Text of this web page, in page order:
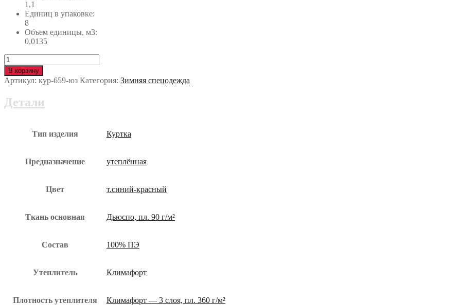
1,1
Единиц в упаковке:
8
Объем единицы, м3:
0,0135
Количество
Куртка
ФРИСТАЙЛ
утеплённая
юз
В корзину
Артикул: кур-659-юз Категория: Зимняя спецодежда
Детали
Тип изделия Куртка
Предназначение утеплённая
Цвет т.синий-красный
Ткань основная Дьюспо, пл. 90 г/м²
Состав 100% ПЭ
Утеплитель Климафорт
Плотность утеплителя Климафорт — 3 слоя, пл. 360 г/м²